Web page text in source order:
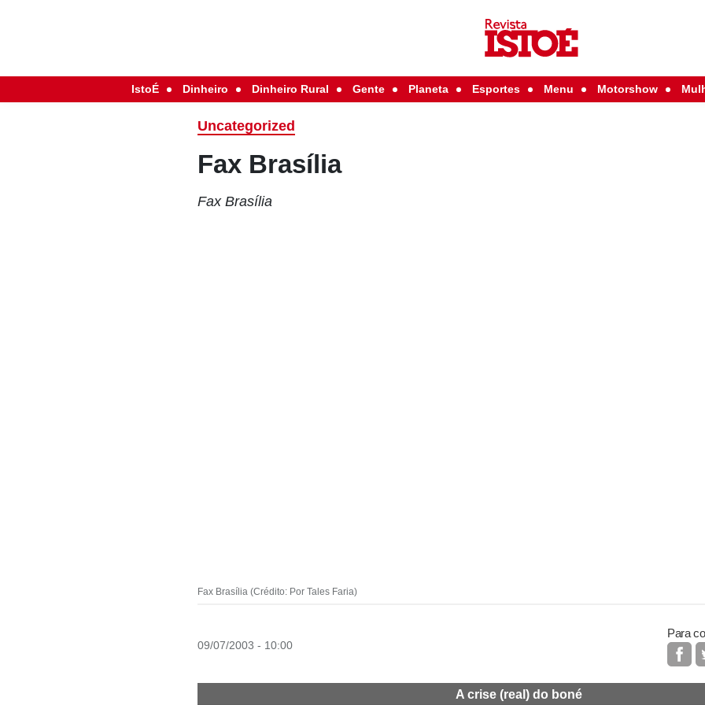
IstoÉ Dinheiro Dinheiro Rural Gente Planeta Esportes Menu Motorshow
Uncategorized
Fax Brasília
Fax Brasília
Fax Brasília (Crédito: Por Tales Faria)
09/07/2003 - 10:00
Para
A crise (real) do boné